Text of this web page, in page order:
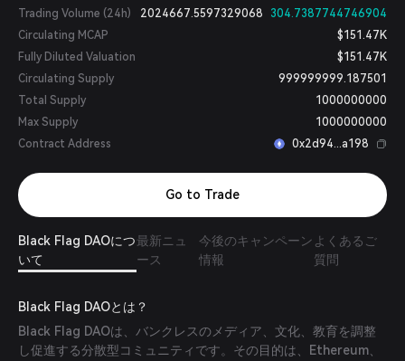
Trading Volume (24h) 2024667.5597329068
304.7387744746904
Circulating MCAP
$151.47K
Fully Diluted Valuation
$151.47K
Circulating Supply
999999999.187501
Total Supply
1000000000
Max Supply
1000000000
Contract Address
0x2d94...a198
Go to Trade
Black Flag DAOにつ
いて
最新ニュ
ース
今後のキャンペーン
情報
よくあるご
質問
Black Flag DAOとは？
Black Flag DAOは、バンクレスのメディア、文化、教育を調整
し促進する分散型コミュニティです。その目的は、Ethereum、